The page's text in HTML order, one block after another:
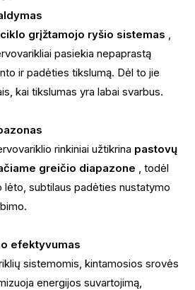
grįžtamojo ryšio sistemas ,
pasiekia nepaprastą
ir padėties tikslumą. Dėl to jie
kai tikslumas yra labai svarbus.
rinkiniai užtikrina pastovų
greičio diapazone , todėl
lėto, subtilaus padėties nustatymo
efektyvumas
sistemomis, kintamosios srovės
energijos suvartojimą,